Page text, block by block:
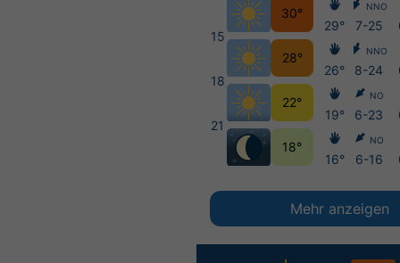
15
18
21
30°
28°
22°
18°
29°
26°
19°
16°
NNO
7-25
NNO
8-24
NO
6-23
NO
6-16
Mehr anzeigen